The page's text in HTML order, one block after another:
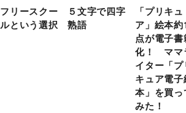
フリースクー
ルという選択
５文字で四字
熟語
「プリキュ
ア」絵本
点が電子書
化！ ママ
イター「プ
キュア電子
本」を買っ
みた！